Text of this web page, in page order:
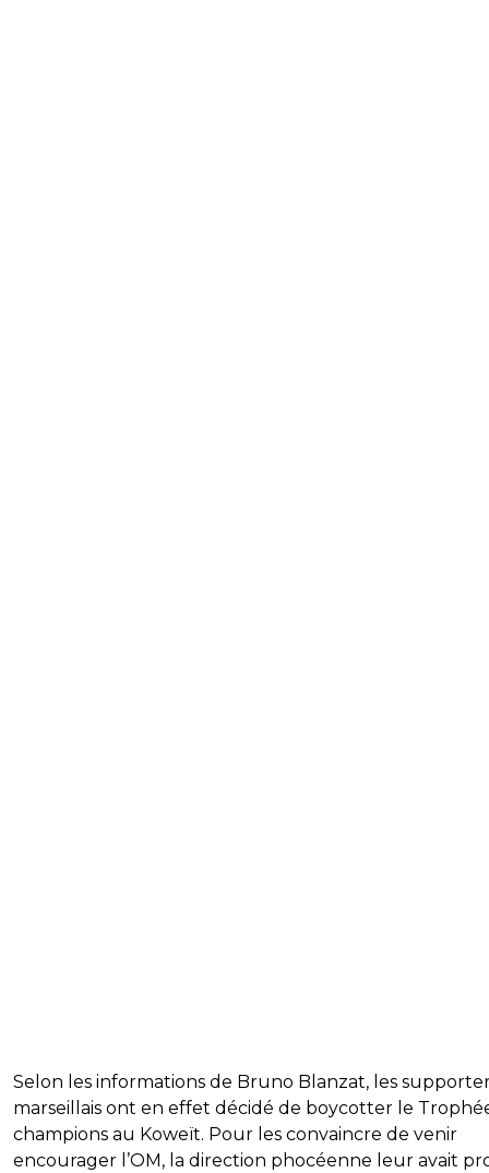
Selon les informations de Bruno Blanzat, les
marseillais ont en effet décidé de boycotter le
champions au Koweït. Pour les convaincre de venir
encourager l’OM, la direction phocéenne leur avait